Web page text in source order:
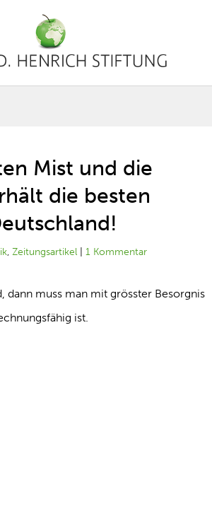
Mist und die
die besten
,Zeitungsartikel |1 Kommentar
muss man mit grösster Besorgnis
ist.